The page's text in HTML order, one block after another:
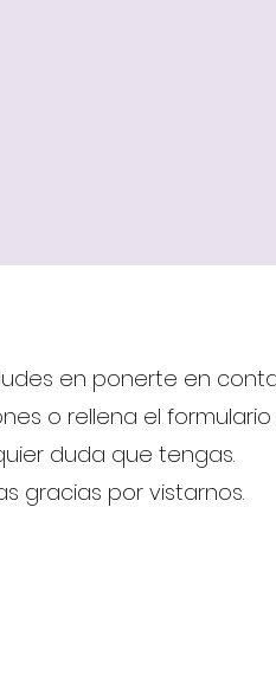
en ponerte en
o rellena el
duda que tengas.
gracias por vistarnos.